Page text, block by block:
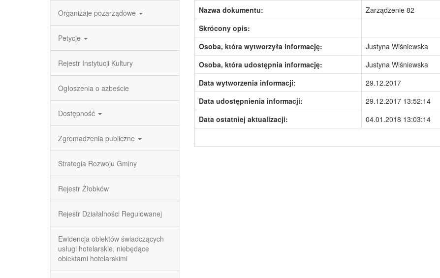
Organizaje pozarządowe
Petycje
Rejestr Instytucji Kultury
Ogłoszenia o azbeście
Dostępność
Zgromadzenia publiczne
Strategia Rozwoju Gminy
Rejestr Żłobków
Rejestr Działalności Regulowanej
Ewidencja obiektów świadczących
usługi hotelarskie, niebędące
obiektami hotelarskimi
Nazwa dokumentu:
Zarządzenie 82
Skrócony opis:
Osoba, która wytworzyła informację:
Justyna Wiśniewska
Osoba, która udostępnia informację:
Justyna Wiśniewska
Data wytworzenia informacji:
29.12.2017
Data udostępnienia informacji:
29.12.2017 13:52:14
Data ostatniej aktualizacji:
04.01.2018 13:03:14